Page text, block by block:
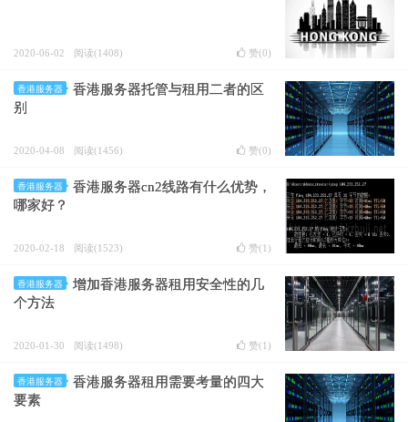
2020-06-02 阅读(1408) 赞(0)
香港服务器
香港服务器托管与租用二者的区
别
2020-04-08 阅读(1456) 赞(0)
香港服务器
香港服务器cn2线路有什么优势，
哪家好？
2020-02-18 阅读(1523) 赞(1 )
香港服务器
增加香港服务器租用安全性的几
个方法
2020-01-30 阅读(1498) 赞(1 )
香港服务器
香港服务器租用需要考量的四大
要素